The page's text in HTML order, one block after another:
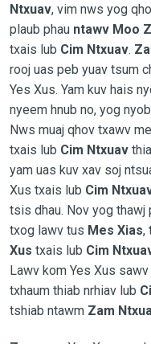
Ntxuav, vim nws yog
plaub phau ntawv Moo
txais lub Cim Ntxuav.
rooj uas peb yuav tsum
Yes Xus. Yam kuv hais
nyeem hnub no, yog
Nws muaj qhov txawv
txais lub Cim Ntxuav
yam uas kuv xav soj
Xus txais lub Cim
tsis dhau. Nov yog
txog lawv tus Mes Xias,
Xus txais lub Cim
Lawv kom Yes Xus
txhaum thiab nrhiav lub
tshiab ntawm Zam